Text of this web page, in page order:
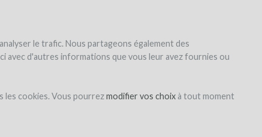
le trafic. Nous partageons également des
avec d'autres informations que vous leur avez fournies ou
les cookies. Vous pourrezmodifier vos choixà tout moment